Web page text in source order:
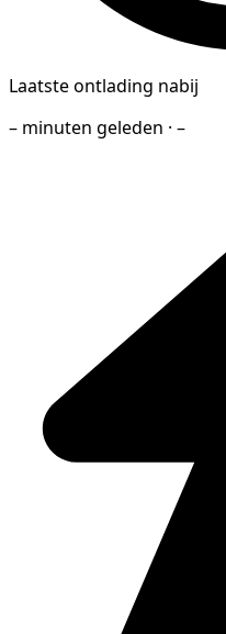
Laatste ontlading nabij
– minuten geleden · –